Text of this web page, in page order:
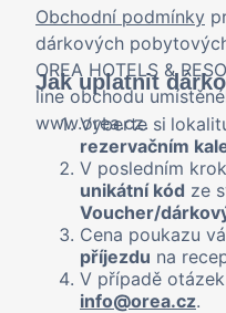
Obchodní podmínky
dárkových
OREA HOTELS &
line obchodu
www.orea.cz.
Jak uplatnit
Vyberte si
rezervačním
V posledním
unikátní kód ze
Voucher/
Cena poukazu
příjezdu na
V případě
info@orea.cz.